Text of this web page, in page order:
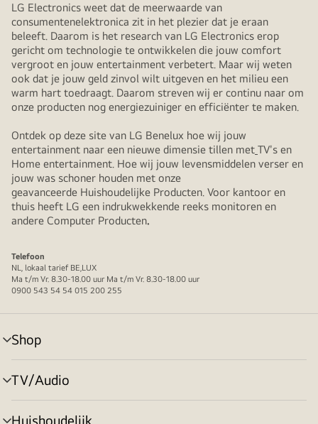
LG Electronics weet dat de meerwaarde van
consumentenelektronica zit in het plezier dat je eraan
beleeft. Daarom is het research van LG Electronics erop
gericht om technologie te ontwikkelen die jouw comfort
vergroot en jouw entertainment verbetert. Maar wij weten
ook dat je jouw geld zinvol wilt uitgeven en het milieu een
warm hart toedraagt. Daarom streven wij er continu naar om
onze producten nog energiezuiniger en efficiënter te maken.
Ontdek op deze site van LG Benelux hoe wij jouw
entertainment naar een nieuwe dimensie tillen met TV's en
Home entertainment. Hoe wij jouw levensmiddelen verser en
jouw was schoner houden met onze
geavanceerde Huishoudelijke Producten. Voor kantoor en
thuis heeft LG een indrukwekkende reeks monitoren en
andere Computer Producten.
Telefoon
NL, lokaal tarief BE,LUX
Ma t/m Vr. 8.30-18.00 uur Ma t/m Vr. 8.30-18.00 uur
0900 543 54 54 015 200 255
Shop
menu
in-/uitschakelen
TV/Audio
menu
in-/uitschakelen
Huishoudelijk